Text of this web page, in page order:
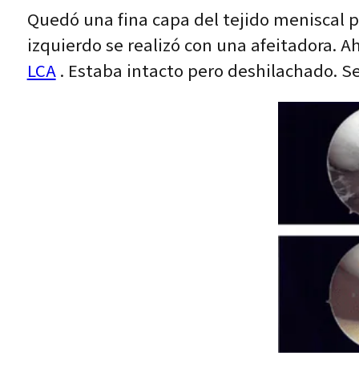
Quedó una fina capa del tejido meniscal
izquierdo se realizó con una afeitadora.
LCA. Estaba intacto pero deshilachado.